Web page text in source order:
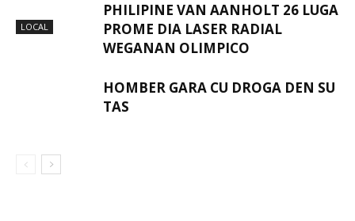
LOCAL
PHILIPINE VAN AANHOLT 26 LUGA
PROME DIA LASER RADIAL
WEGANAN OLIMPICO
HOMBER GARA CU DROGA DEN SU
TAS